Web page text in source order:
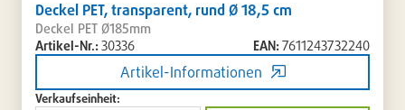
Deckel PET, transparent, rund Ø 18,5 cm
Deckel PET Ø185mm
Artikel-Nr.:30336 EAN:7611243732240
Artikel-Informationen
Verkaufseinheit: